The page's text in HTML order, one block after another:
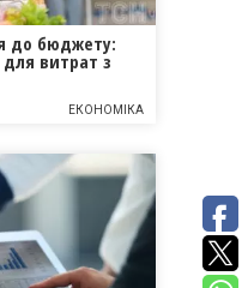
до бюджету:
для витрат з
ЕКОНОМІКА